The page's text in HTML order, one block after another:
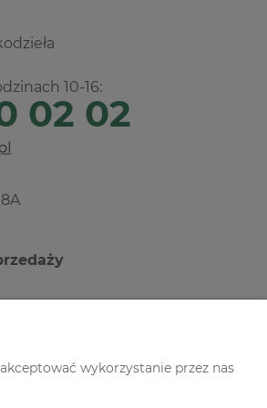
10-16:
02 02
wykorzystanie przez nas